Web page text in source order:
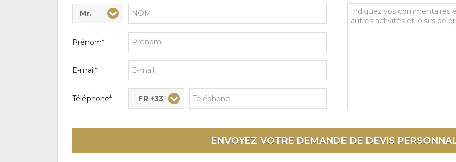
Civilité* :
Mr.
Nom* :
Prénom* :
E-mail* :
Téléphone* : FR +33
Vos
commentaires
ENVOYEZ VOTRE DEMANDE DE DEVIS